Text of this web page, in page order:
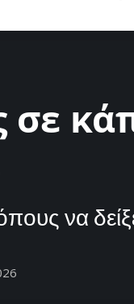
σε
να